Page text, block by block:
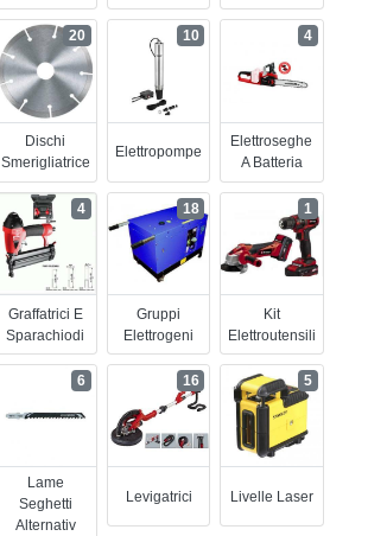
Dischi
Smerigliatrice
20
Elettropompe
10
Elettroseghe
A Batteria
4
Graffatrici E
Sparachiodi
4
Gruppi
Elettrogeni
18
Kit
Elettroutensili
1
Lame
Seghetti
Alternativ
6
Levigatrici
16
Livelle Laser
5